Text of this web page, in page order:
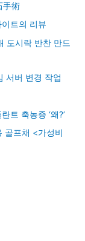
手術
트의 리뷰
도시락 반찬 만드
서버 변경 작업
트 축농증 ‘왜?’
골프채 <가성비